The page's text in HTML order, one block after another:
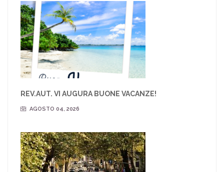
REV.AUT. VI AUGURA BUONE VACANZE!
AGOSTO 04, 2026